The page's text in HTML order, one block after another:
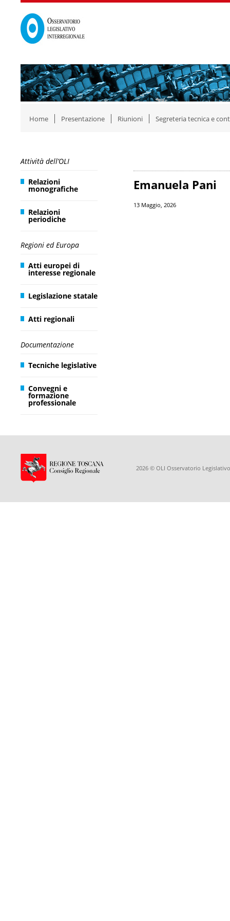
Home Presentazione Riunioni Segreteria tecnica e
Attività dell’OLI
Relazioni
monografiche
Relazioni
periodiche
Regioni ed Europa
Atti europei di
interesse regionale
Legislazione statale
Atti regionali
Documentazione
Tecniche legislative
Convegni e
formazione
professionale
Emanuela Pani
13 Maggio, 2026
2026 © OLI Osservatorio